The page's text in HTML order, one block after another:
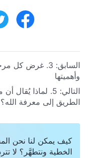
السابق:
3. غرض كل
وأهميتها
التالي:
5. لماذا يُقال
الطريق إلى معرفة الله؟
كيف يمكن لنا نحن
الخطية ونتطهَّر؟ لا